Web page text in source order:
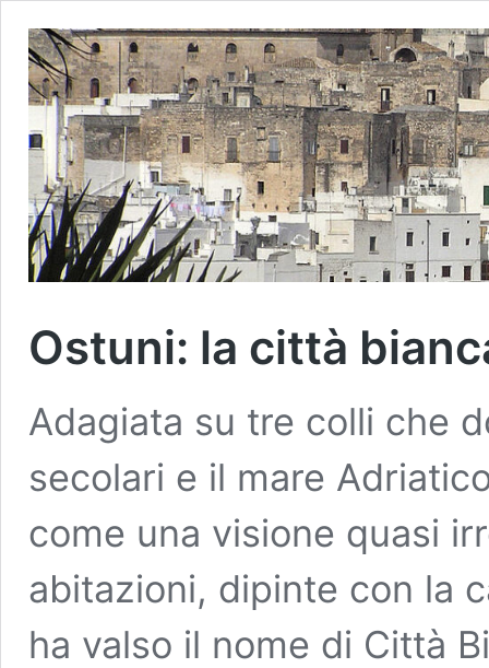
Ostuni: la città
Adagiata su tre colli che
secolari e il mare
come una visione quasi
abitazioni, dipinte con la
ha valso il nome di Città